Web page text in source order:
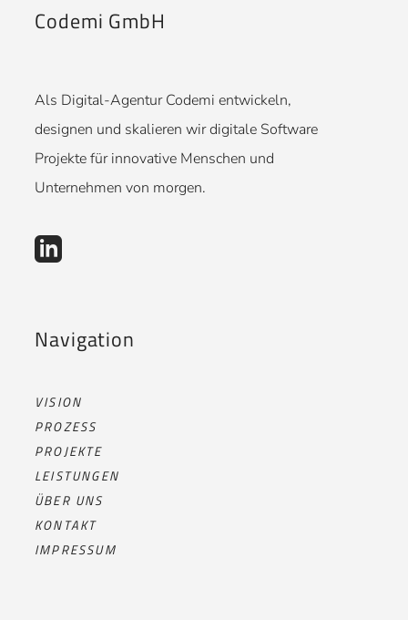
Codemi GmbH
Als Digital-Agentur Codemi entwickeln,
designen und skalieren wir digitale Software
Projekte für innovative Menschen und
Unternehmen von morgen.
Navigation
VISION
PROZESS
PROJEKTE
LEISTUNGEN
ÜBER UNS
KONTAKT
IMPRESSUM